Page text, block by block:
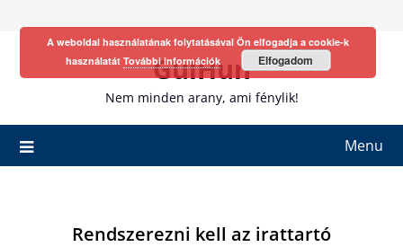
GulHun
Nem minden arany, ami fénylik!
Menu
Rendszerezni kell az irattartó
A weboldal használatának folytatásával Ön elfogadja a cookie-k
használatát További információk Elfogadom